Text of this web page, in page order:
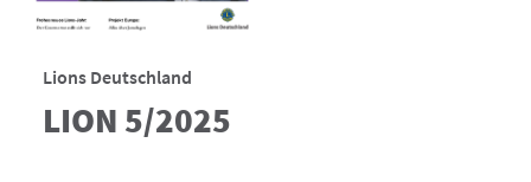
Lions Deutschland
LION 5/2025